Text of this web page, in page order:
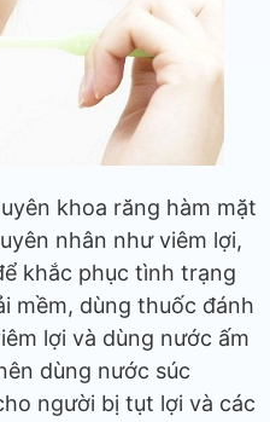
khoa răng hàm mặt
nhân như viêm lợi,
khắc phục tình trạng
mềm, dùng thuốc đánh
lợi và dùng nước ấm
dùng nước súc
người bị tụt lợi và các